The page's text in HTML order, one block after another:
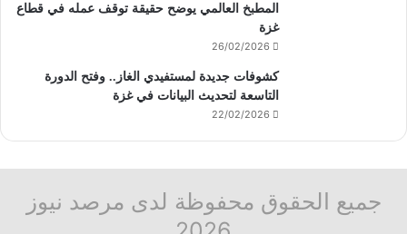
المطبخ العالمي يوضح حقيقة توقف عمله في قطاع
غزة
26/02/2026
كشوفات جديدة لمستفيدي الغاز.. وفتح الدورة
التاسعة لتحديث البيانات في غزة
22/02/2026
جميع الحقوق محفوظة لدى مرصد نيوز